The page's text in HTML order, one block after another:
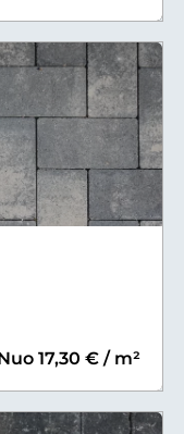
17,30 € / m²